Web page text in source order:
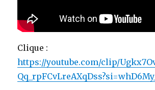
Clique :
https://youtube.com/clip/